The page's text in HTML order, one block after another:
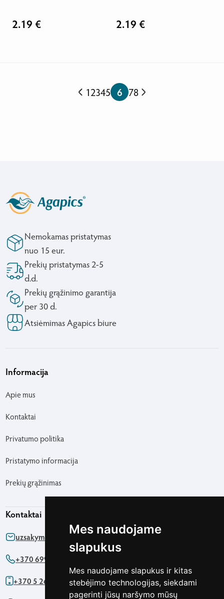
Mes naudojame
slapukus
Mes naudojame slapukus ir kitas
stebėjimo technologijas, siekdami
pagerinti jūsų naršymo mūsų
2.19 € 2.19 €
12345 6 78
Nemokamas pristatymas
nuo 15 eur.
Prekių pristatymas 2-5
d.d.
Prekių grąžinimo garantija
per 30 d.
Atsiėmimas Agapics biure
Informacija
Apie mus
Kontaktai
Privatumo politika
Pristatymo informacija
Prekių grąžinimas
Kontaktai
uzsakymas@agapics.lt
+370 699 76161
+370 5 2622091